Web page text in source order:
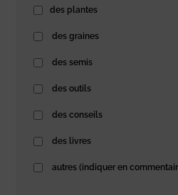
des plantes
des graines
des semis
des outils
des conseils
des livres
autres (indiquer en